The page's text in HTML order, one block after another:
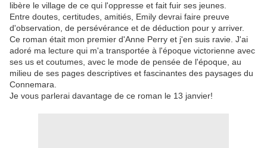
libère le village de ce qui l'oppresse et fait fuir ses jeunes.
Entre doutes, certitudes, amitiés, Emily devrai faire preuve
d'observation, de persévérance et de déduction pour y arriver.
Ce roman était mon premier d'Anne Perry et j'en suis ravie. J'ai
adoré ma lecture qui m'a transportée à l'époque victorienne avec
ses us et coutumes, avec le mode de pensée de l'époque, au
milieu de ses pages descriptives et fascinantes des paysages du
Connemara.
Je vous parlerai davantage de ce roman le 13 janvier!